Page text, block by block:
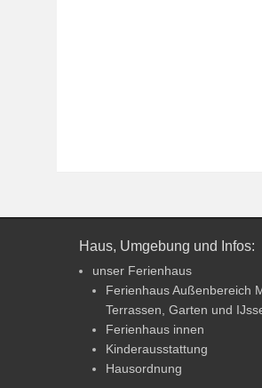
Haus, Umgebung und Infos:
unser Ferienhaus
Ferienhaus Außenbereich
Terrassen, Garten und
Ferienhaus innen
Kinderausstattung
Hausordnung